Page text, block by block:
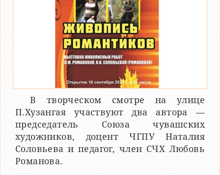
В творческом смотре на улице
П.Хузангая участвуют два автора —
председатель Союза чувашских
художников, доцент ЧГПУ Наталия
Соловьева и педагог, член СЧХ Любовь
Романова.